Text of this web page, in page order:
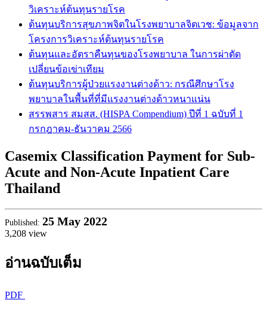
วิเคราะห์ต้นทุนรายโรค
ต้นทุนบริการสุขภาพจิตในโรงพยาบาลจิตเวช: ข้อมูลจาก
โครงการวิเคราะห์ต้นทุนรายโรค
ต้นทุนและอัตราคืนทุนของโรงพยาบาล ในการผ่าตัด
เปลี่ยนข้อเข่าเทียม
ต้นทุนบริการผู้ป่วยแรงงานต่างด้าว: กรณีศึกษาโรง
พยาบาลในพื้นที่ที่มีแรงงานต่างด้าวหนาแน่น
สรรพสาร สมสส. (HISPA Compendium) ปีที่ 1 ฉบับที่ 1
กรกฎาคม-ธันวาคม 2566
Casemix Classification Payment for Sub-
Acute and Non-Acute Inpatient Care
Thailand
Published: 25 May 2022
3,208 view
อ่านฉบับเต็ม
PDF